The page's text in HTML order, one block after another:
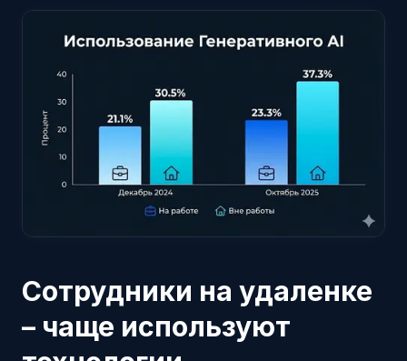
Сотрудники на удаленке
– чаще используют